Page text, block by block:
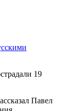
Павел